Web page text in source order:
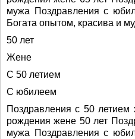
мужа Поздравления с
Богата опытом, красива и
50 лет
Жене
С 50 летием
С юбилеем
Поздравления с 50
рождения жене 50 лет
мужа Поздравления с